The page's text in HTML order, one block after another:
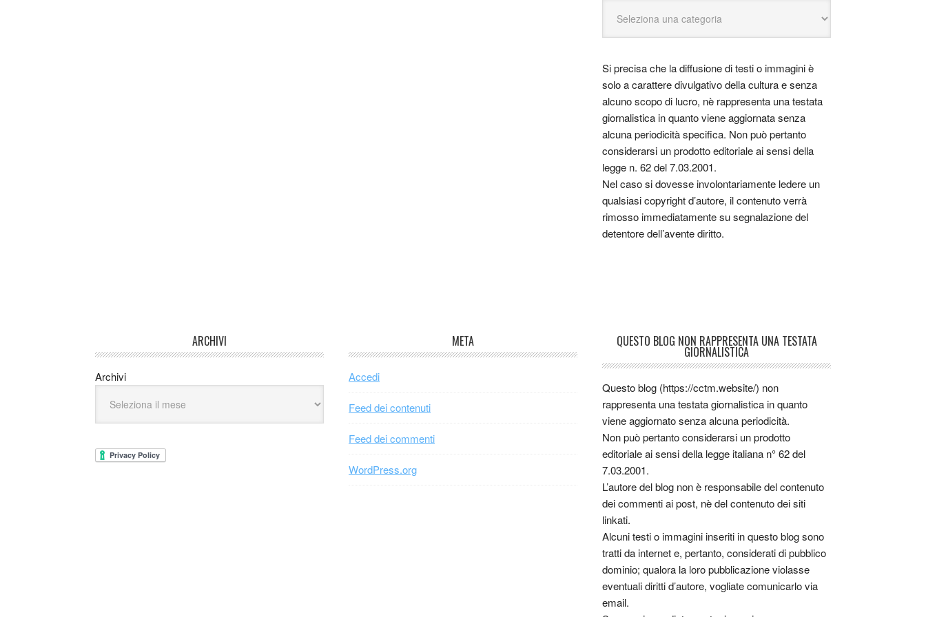
Si precisa che la diffusione di testi o immagini è
solo a carattere divulgativo della cultura e senza
alcuno scopo di lucro, nè rappresenta una testata
giornalistica in quanto viene aggiornata senza
alcuna periodicità specifica. Non può pertanto
considerarsi un prodotto editoriale ai sensi della
legge n. 62 del 7.03.2001.
Nel caso si dovesse involontariamente ledere un
qualsiasi copyright d’autore, il contenuto verrà
rimosso immediatamente su segnalazione del
detentore dell’avente diritto.
ARCHIVI
Archivi
META
Accedi
Feed dei contenuti
Feed dei commenti
WordPress.org
QUESTO BLOG NON RAPPRESENTA UNA TESTATA
GIORNALISTICA
Questo blog (https://cctm.website/) non
rappresenta una testata giornalistica in quanto
viene aggiornato senza alcuna periodicità.
Non può pertanto considerarsi un prodotto
editoriale ai sensi della legge italiana n° 62 del
7.03.2001.
L’autore del blog non è responsabile del contenuto
dei commenti ai post, nè del contenuto dei siti
linkati.
Alcuni testi o immagini inseriti in questo blog sono
tratti da internet e, pertanto, considerati di pubblico
dominio; qualora la loro pubblicazione violasse
eventuali diritti d’autore, vogliate comunicarlo via
email.